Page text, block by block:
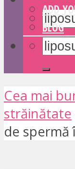
ADD
BLOG
Cea mai
străinătate
de spermă